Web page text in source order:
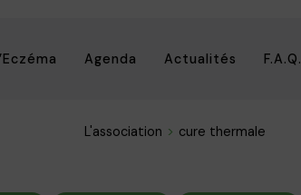
Agenda Actualités F.A.Q.
L'association cure thermale